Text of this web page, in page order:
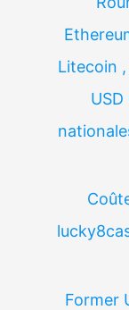
Litecoin ,
Former